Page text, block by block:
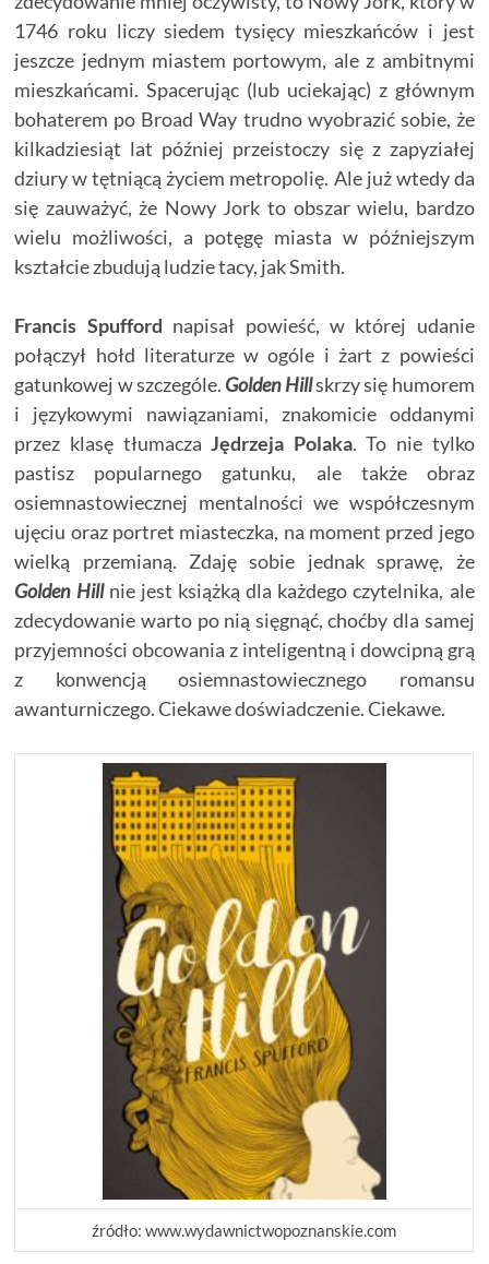
1746 roku liczy siedem tysięcy mieszkańców i jest
jeszcze jednym miastem portowym, ale z ambitnymi
mieszkańcami. Spacerując (lub uciekając) z głównym
bohaterem po Broad Way trudno wyobrazić sobie, że
kilkadziesiąt lat później przeistoczy się z zapyziałej
dziury w tętniącą życiem metropolię. Ale już wtedy da
się zauważyć, że Nowy Jork to obszar wielu, bardzo
wielu możliwości, a potęgę miasta w późniejszym
kształcie zbudują ludzie tacy, jak Smith.
Francis Spufford napisał powieść, w której udanie
połączył hołd literaturze w ogóle i żart z powieści
gatunkowej w szczególe. Golden Hillskrzy się humorem
i językowymi nawiązaniami, znakomicie oddanymi
przez klasę tłumaczaJędrzeja Polaka. To nie tylko
pastisz popularnego gatunku, ale także obraz
osiemnastowiecznej mentalności we współczesnym
ujęciu oraz portret miasteczka, na moment przed jego
wielką przemianą. Zdaję sobie jednak sprawę, że
Golden Hillnie jest książką dla każdego czytelnika, ale
zdecydowanie warto po nią sięgnąć, choćby dla samej
przyjemności obcowania z inteligentną i dowcipną grą
z konwencją osiemnastowiecznego romansu
awanturniczego. Ciekawe doświadczenie. Ciekawe.
źródło: www.wydawnictwopoznanskie.com